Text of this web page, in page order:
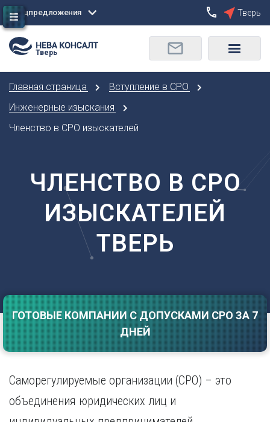
Сбросить
Москва
Санкт-Петербург
Астрахань
Барнаул
Белгород
Брянск
Владивосток
Владикавказ
Воронеж
Е
Екатеринбург
Иваново
Иркутск
О
Орел
Р
Ростов-на-Дону
Рязань
Самара
Севастополь
Симферополь
Ставрополь
Т
Тверь
Спецпредложения Тверь
Тверь
Главная страница
Вступление в СРО
Инженерные изыскания
Членство в СРО изыскателей
ЧЛЕНСТВО В СРО
ИЗЫСКАТЕЛЕЙ
ТВЕРЬ
ГОТОВЫЕ КОМПАНИИ С ДОПУСКАМИ СРО ЗА 7
ДНЕЙ
Саморегулируемые организации (СРО) – это
объединения юридических лиц и